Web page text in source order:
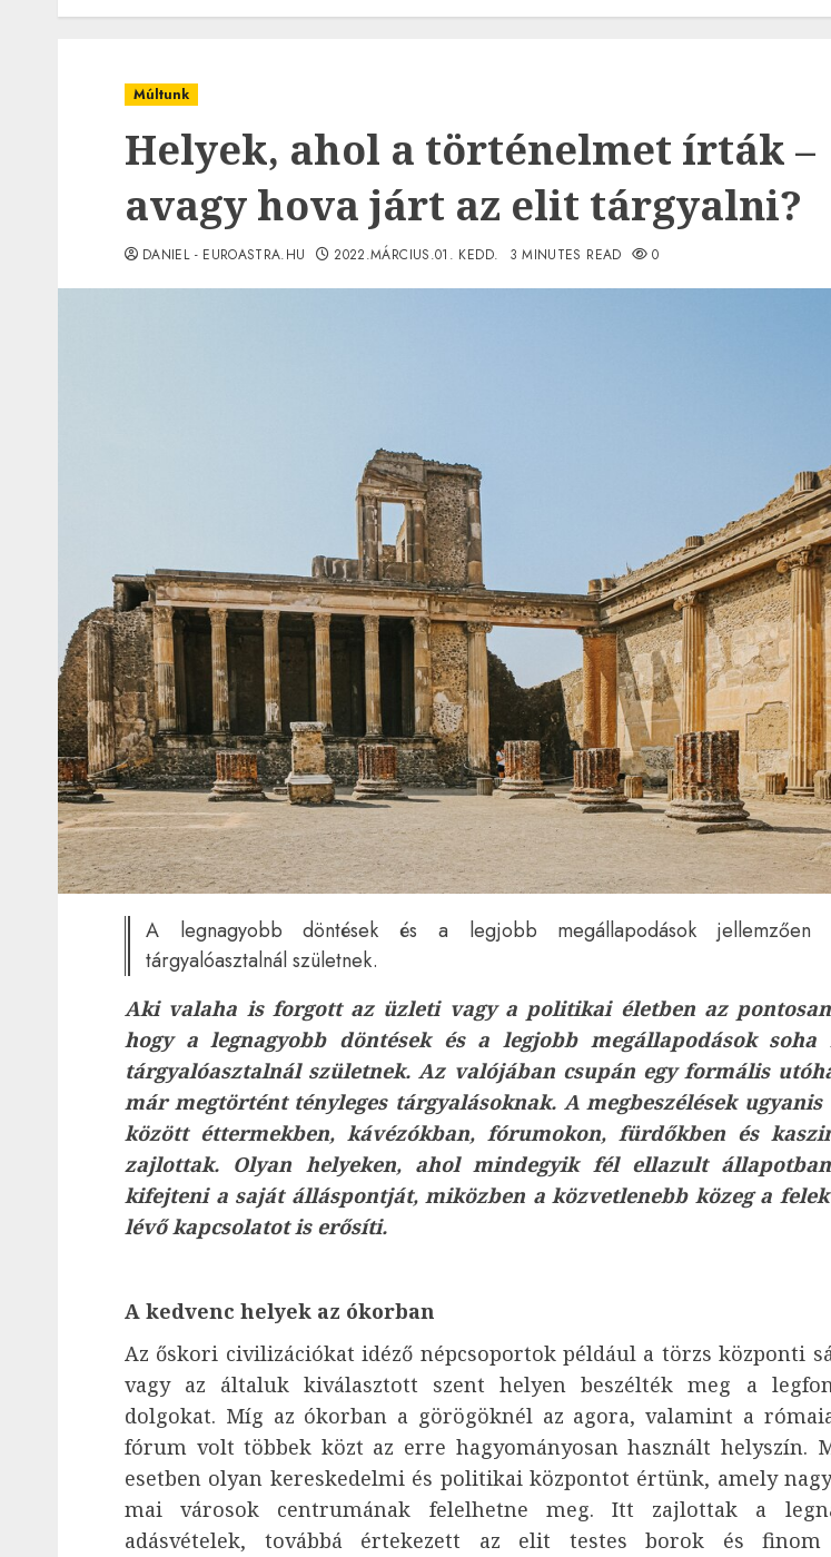
Múltunk
Helyek, ahol a történelmet írták –
avagy hova járt az elit tárgyalni?
DANIEL - EUROASTRA.HU 2022.MÁRCIUS.01. KEDD. 3 MINUTES READ 0
A legnagyobb döntések és a legjobb megállapodások
tárgyalóasztalnál születnek.
Aki valaha is forgott az üzleti vagy a politikai életben az
hogy a legnagyobb döntések és a legjobb megállapodások soha
tárgyalóasztalnál születnek. Az valójában csupán egy formális
már megtörtént tényleges tárgyalásoknak. A megbeszélések ugyanis
között éttermekben, kávézókban, fórumokon, fürdőkben és
zajlottak. Olyan helyeken, ahol mindegyik fél ellazult
kifejteni a saját álláspontját, miközben a közvetlenebb közeg a
lévő kapcsolatot is erősíti.
A kedvenc helyek az ókorban
Az őskori civilizációkat idéző népcsoportok például a törzs központi
vagy az általuk kiválasztott szent helyen beszélték meg a
dolgokat. Míg az ókorban a görögöknél az agora, valamint a
fórum volt többek közt az erre hagyományosan használt helyszín.
esetben olyan kereskedelmi és politikai központot értünk, amely
mai városok centrumának felelhetne meg. Itt zajlottak a
adásvételek, továbbá értekezett az elit testes borok és finom